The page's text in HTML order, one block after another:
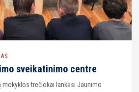
sveikatinimo centre
mokyklos trečiokai lankėsi Jaunimo